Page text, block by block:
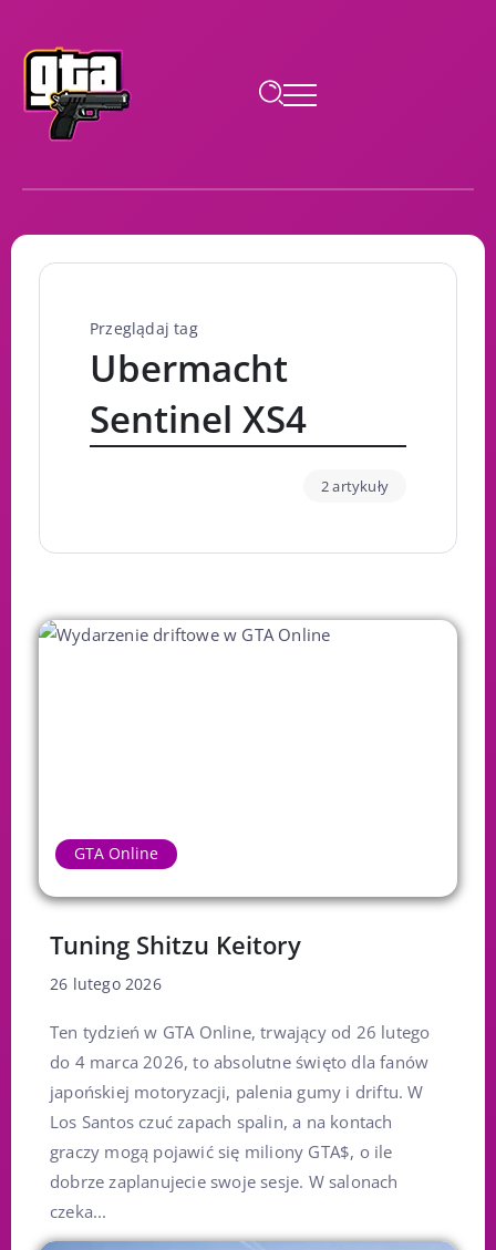
Przeglądaj tag
Ubermacht
Sentinel XS4
2 artykuły
GTA Online
Tuning Shitzu Keitory
26 lutego 2026
Ten tydzień w GTA Online, trwający od 26 lutego
do 4 marca 2026, to absolutne święto dla fanów
japońskiej motoryzacji, palenia gumy i driftu. W
Los Santos czuć zapach spalin, a na kontach
graczy mogą pojawić się miliony GTA$, o ile
dobrze zaplanujecie swoje sesje. W salonach
czeka...